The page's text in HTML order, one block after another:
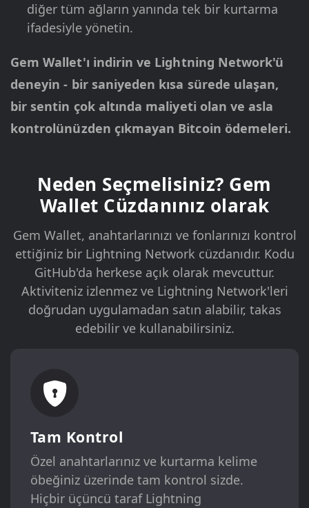
diğer tüm ağların yanında tek bir kurtarma
ifadesiyle yönetin.
Gem Wallet'ı indirin ve Lightning Network'ü
deneyin - bir saniyeden kısa sürede ulaşan,
bir sentin çok altında maliyeti olan ve asla
kontrolünüzden çıkmayan Bitcoin ödemeleri.
Neden Seçmelisiniz? Gem
Wallet Cüzdanınız olarak
Gem Wallet, anahtarlarınızı ve fonlarınızı kontrol
ettiğiniz bir Lightning Network cüzdanıdır. Kodu
GitHub'da herkese açık olarak mevcuttur.
Aktiviteniz izlenmez ve Lightning Network'leri
doğrudan uygulamadan satın alabilir, takas
edebilir ve kullanabilirsiniz.
Tam Kontrol
Özel anahtarlarınız ve kurtarma kelime
öbeğiniz üzerinde tam kontrol sizde.
Hiçbir üçüncü taraf Lightning